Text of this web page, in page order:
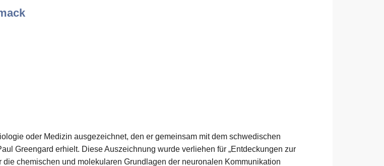
oder Medizin ausgezeichnet, den er gemeinsam mit dem schwedischen
Greengard erhielt. Diese Auszeichnung wurde verliehen für „Entdeckungen zur
chemischen und molekularen Grundlagen der neuronalen Kommunikation